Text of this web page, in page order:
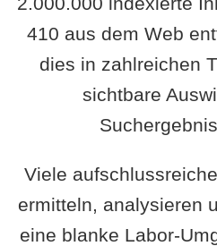
410 aus dem Web
dies in zahlreichen
sichtbare
Viele
ermitteln, analysieren
eine blanke Labor-